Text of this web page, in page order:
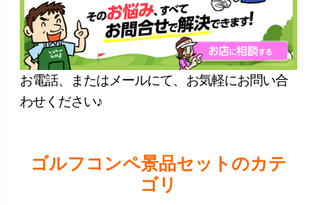
お電話、またはメールにて、お気軽にお問い合
わせください♪
ゴルフコンペ景品セットのカテ
ゴリ